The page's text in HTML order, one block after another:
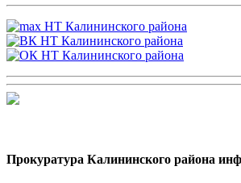
Прокуратура Калининского района